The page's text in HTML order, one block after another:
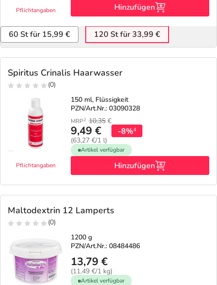
Pflichtangaben Hinzufügen
60 St für 15,99 € 120 St für 33,99 €
Spiritus Crinalis Haarwasser
(0)
Pflichtangaben
150 ml, Flüssigkeit
PZN/Art.Nr.: 03090328
MRP2 10,35 €
9,49 €
(63,27 €/1 l)
-8%4
Artikel verfügbar
Hinzufügen
Maltodextrin 12 Lamperts
(0)
1200 g
PZN/Art.Nr.: 08484486
13,79 €
(11,49 €/1 kg)
Artikel verfügbar